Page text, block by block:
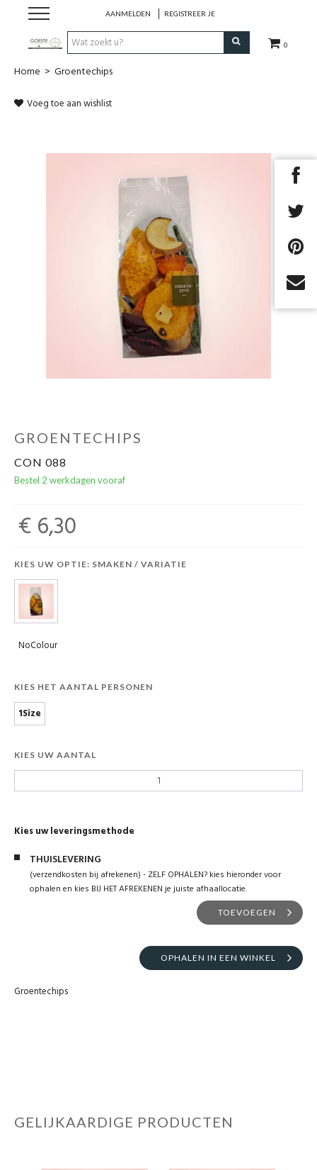
0
AANMELDEN REGISTREER JE
HOME
Huisgemaakt ijs
Home > Groentechips
Voeg toe aan wishlist
GROENTECHIPS
CON 088
Bestel 2 werkdagen vooraf
€ 6,30
KIES UW OPTIE: SMAKEN / VARIATIE
NoColour
KIES HET AANTAL PERSONEN
1Size
KIES UW AANTAL
Kies uw leveringsmethode
THUISLEVERING
(verzendkosten bij afrekenen) - ZELF OPHALEN? kies hieronder voor
ophalen en kies BIJ HET AFREKENEN je juiste afhaallocatie.
TOEVOEGEN
OPHALEN IN EEN WINKEL
Groentechips
GELIJKAARDIGE PRODUCTEN